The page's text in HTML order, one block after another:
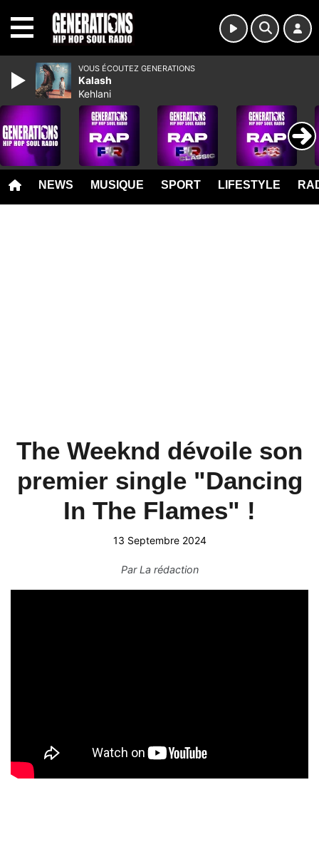
NEWS MUSIQUE SPORT LIFESTYLE
The Weeknd dévoile son
premier single "Dancing
In The Flames" !
13 Septembre 2024
ParLa rédaction
VOUS ÉCOUTEZ GENERATIONS
Kalash
Kehlani